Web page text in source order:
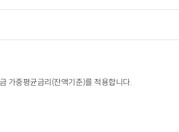
가중평균금리(잔액기준)를 적용합니다.